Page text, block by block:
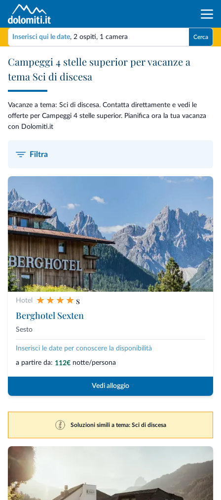
Inserisci qui le date, 2 ospiti, 1 camera Cerca
Campeggi 4 stelle superior per vacanze a
tema Sci di discesa
Vacanze a tema: Sci di discesa. Contatta direttamente e vedi le
offerte per Campeggi 4 stelle superior. Pianifica ora la tua vacanza
con Dolomiti.it
Filtra
Hotel
s
Berghotel Sexten
Sesto
Inserisci le date per conoscere la disponibilità
a partire da: 112€ notte/persona
Vedi alloggio
Soluzioni simili a tema: Sci di discesa